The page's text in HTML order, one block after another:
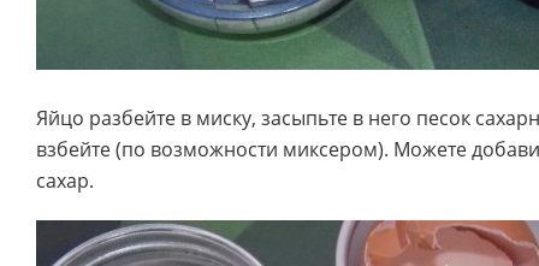
Яйцо разбейте в миску, засыпьте в него песок
взбейте (по возможности миксером). Можете
сахар.